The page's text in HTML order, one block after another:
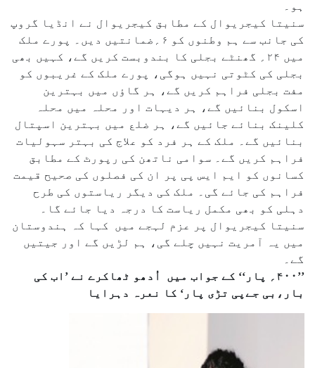
ہو۔
سنیتا کیجریوال کے مطابق کیجریوال نے انڈیا گروپ
کی جانب سے ہم وطنوں کو ۶؍ضمانتیں دیں۔ پورے ملک
میں ۲۴؍ گھنٹے بجلی کا بندوبست کریں گے، کہیں بھی
بجلی کی کٹوتی نہیں ہوگی، پورے ملک کے غریبوں کو
مفت بجلی فراہم کریں گے، ہر گاؤں میں بہترین
اسکول بنائیں گے، ہر دیہات اور محلہ میں محلہ
کلینک بنائے جائیں گے، ہر ضلع میں بہترین اسپتال
بنائیں گے۔ ملک کے ہر فرد کو علاج کی بہتر سہولیات
فراہم کریں گے۔ سوامی ناتھن کی رپورٹ کے مطابق
کسانوں کو ایم ایس پی پر ان کی فصلوں کی صحیح قیمت
فراہم کی جائے گی۔ ملک کی دیگر ریاستوں کی طرح
دہلی کو بھی مکمل ریاست کا درجہ دیا جائے گا۔
سنیتا کیجریوال پر عزم لہجے میں کہا کہ ہندوستان
میں یہ آمریت نہیں چلے گی، ہم لڑیں گے اور جیتیں
گے۔
’’۴۰۰؍ پار‘‘ کے جواب میں اُدھو ٹھاکرے نے ’اب کی
بار،بی جےپی تڑی پار‘ کا نعرہ دہرایا